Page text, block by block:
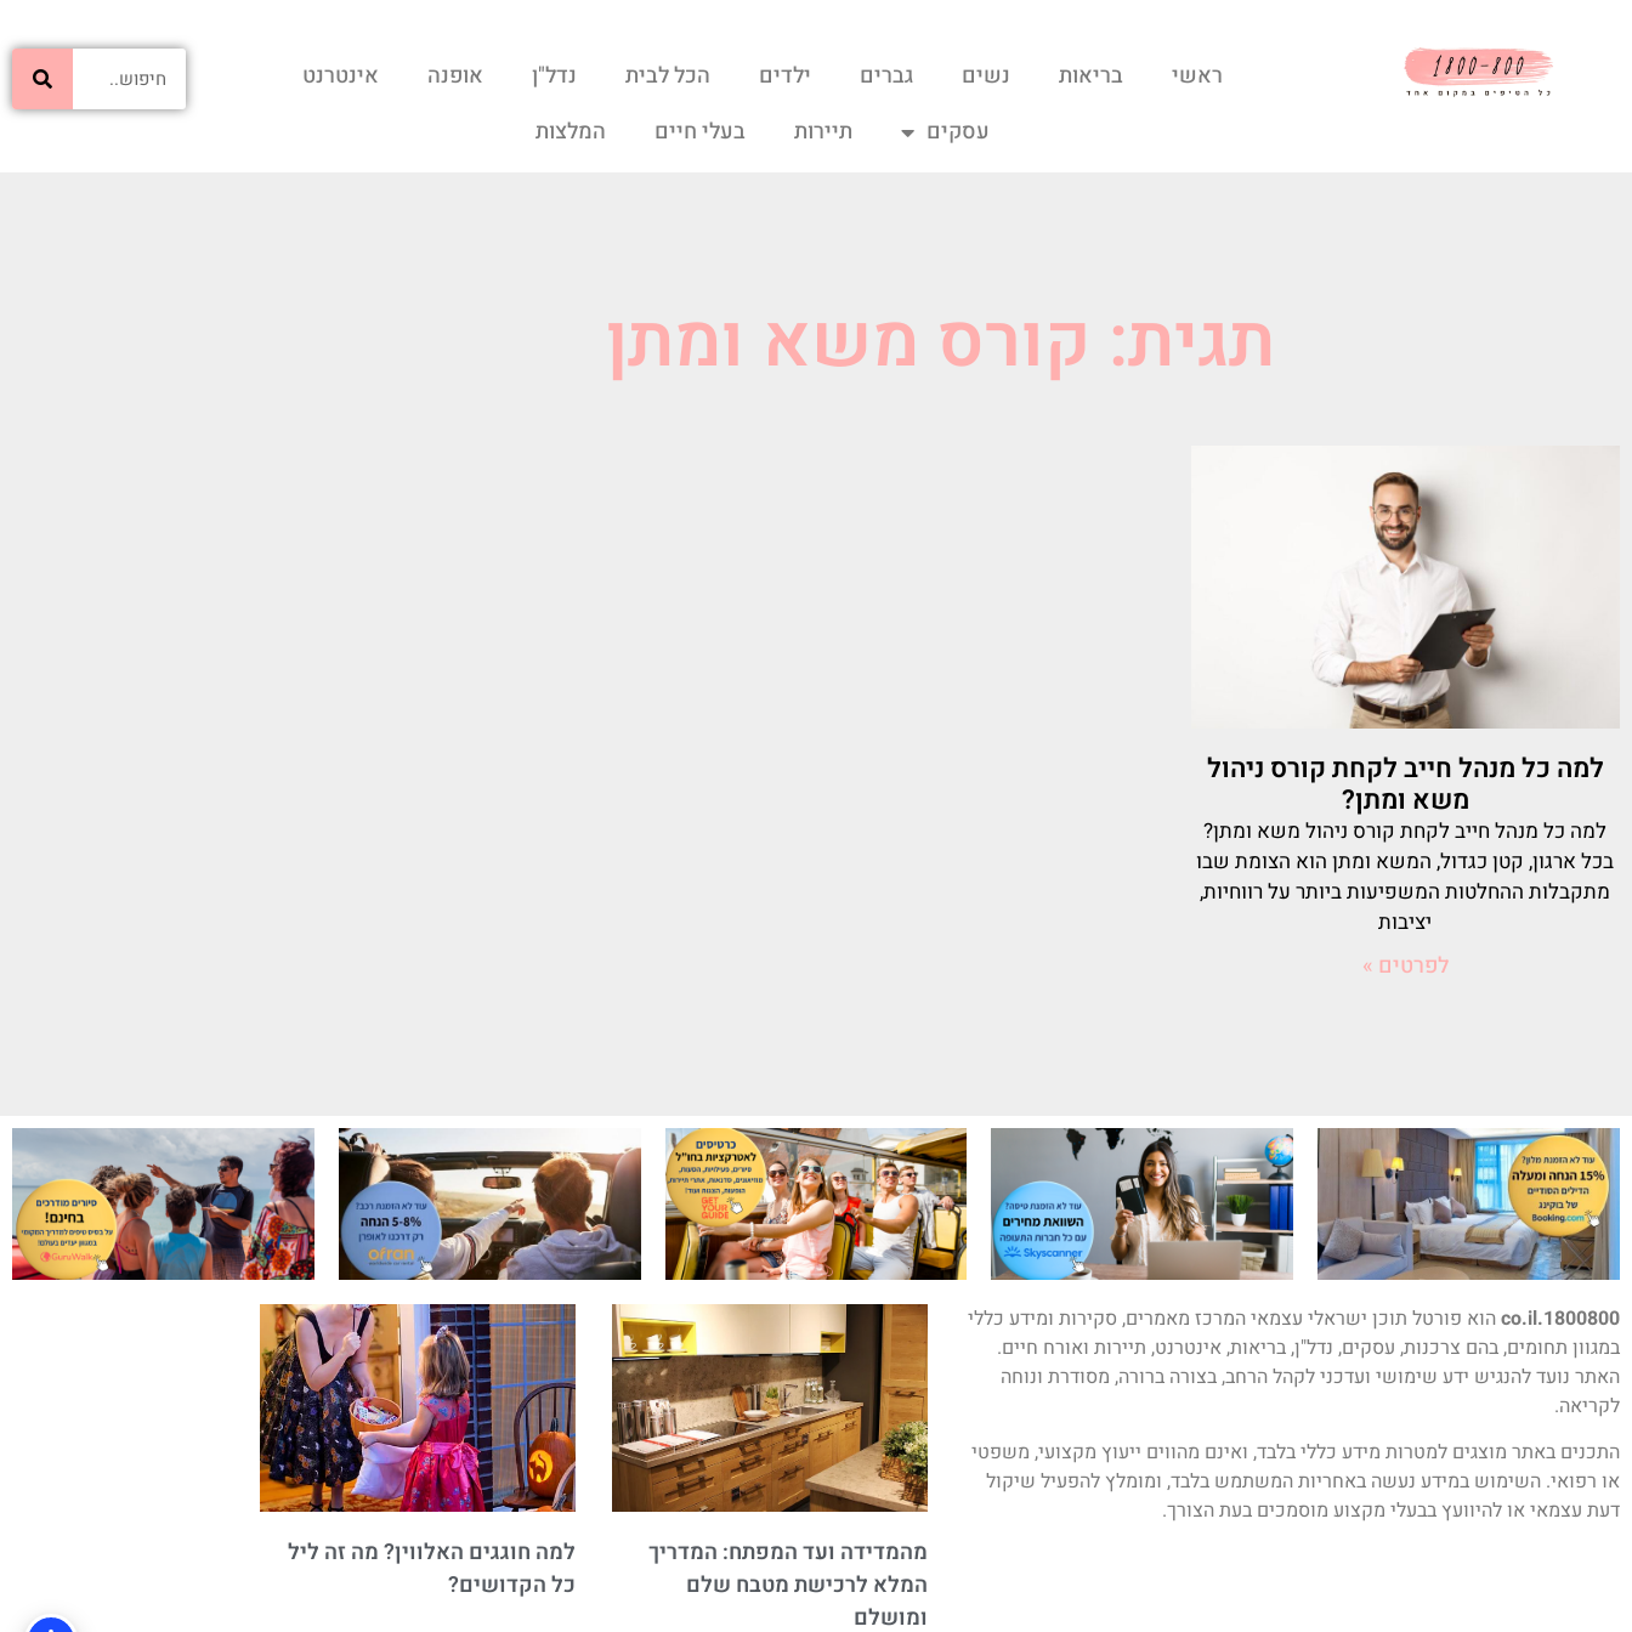
ראשי בריאות נשים גברים ילדים הכל לבית נדל"ן אופנה
אינטרנט
עסקים
תיירות בעלי חיים המלצות
תגית: קורס משא ומתן
למה כל מנהל חייב לקחת קורס ניהול
משא ומתן?
למה כל מנהל חייב לקחת קורס ניהול משא ומתן?
בכל ארגון, קטן כגדול, המשא ומתן הוא הצומת שבו
מתקבלות ההחלטות המשפיעות ביותר על רווחיות,
יציבות
לפרטים »
1800800.co.il
הוא פורטל תוכן ישראלי עצמאי המרכז מאמרים, סקירות ומידע כללי
במגוון תחומים, בהם צרכנות, עסקים, נדל"ן, בריאות, אינטרנט, תיירות ואורח חיים.
האתר נועד להנגיש ידע שימושי ועדכני לקהל הרחב, בצורה ברורה, מסודרת ונוחה
לקריאה.
התכנים באתר מוצגים למטרות מידע כללי בלבד, ואינם מהווים ייעוץ מקצועי, משפטי
או רפואי. השימוש במידע נעשה באחריות המשתמש בלבד, ומומלץ להפעיל שיקול
דעת עצמאי או להיוועץ בבעלי מקצוע מוסמכים בעת הצורך.
מהמדידה ועד המפתח: המדריך
המלא לרכישת מטבח שלם
ומושלם
למה חוגגים האלווין? מה זה ליל
כל הקדושים?